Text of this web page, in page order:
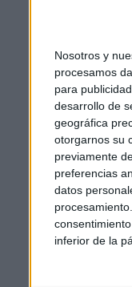
Nosotros y
procesamos
para
desarrollo de
geográfica
otorgarnos su
previamente
preferencias
datos
inferior de la